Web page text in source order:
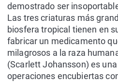
demostrado ser
Las tres criaturas más
biosfera tropical tienen en
fabricar un medicamento
milagrosos a la raza
(Scarlett Johansson) es
operaciones encubiertas